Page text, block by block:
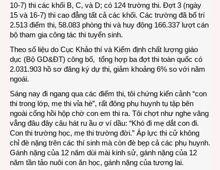
10-7) thi các khối B, C, và D; có 124 trường thi. Đợt 3 (ngày
15 và 16-7) thi cao đẳng tất cả các khối. Các trường đã bố trí
2.513 điểm thi, 58.083 phòng thi và huy động 166.337 lượt cán
bộ tham gia công tác thi tuyển sinh.
Theo số liệu do Cục Khảo thí và Kiểm định chất lượng giáo
dục (Bộ GD&ĐT) công bố, tổng hợp ba đợt thi toàn quốc có
2.031.903 hồ sơ đăng ký dự thi, giảm khoảng 6% so với năm
ngoái.
Sáng nay đi ngang qua các điểm thi, tôi chứng kiến cảnh “con
thi trong lớp, mẹ thi vỉa hè”, rất đông phụ huynh tụ tập bên
ngoài cổng hồi hộp chờ con em thi ra. Tôi chợt như nghe văng
vẳng đâu đây câu hát ru ầu ơ ví dầu: “Khó đi mẹ dắt con đi.
Con thi trường học, mẹ thi trường đời.” Áp lực thi cử không
chỉ đè nặng trên các thí sinh mà còn đè bẹp cả các phụ huynh.
Gánh nặng của 12 năm dùi mài kinh sử, gánh nặng của 12
năm tần tảo nuôi con ăn học, gánh nặng của tương lai.